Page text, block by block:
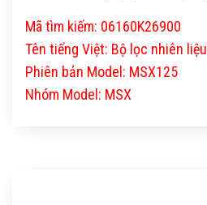
Mã tìm kiếm: 06160K26900
Tên tiếng Việt: Bộ lọc nhiên liệu
Phiên bản Model: MSX125
Nhóm Model: MSX